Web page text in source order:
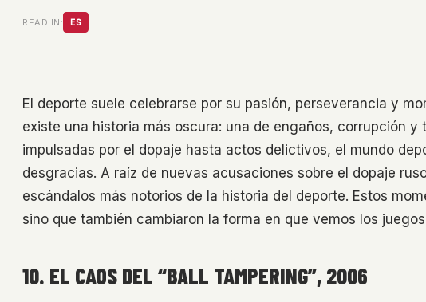
READ IN: ES
El deporte suele celebrarse por su pasión, perseverancia y
existe una historia más oscura: una de engaños, corrupción
impulsadas por el dopaje hasta actos delictivos, el mundo
desgracias. A raíz de nuevas acusaciones sobre el dopaje
escándalos más notorios de la historia del deporte. Estos
sino que también cambiaron la forma en que vemos los
10. EL CAOS DEL “BALL TAMPERING”, 2006